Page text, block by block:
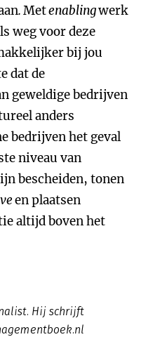
.Metenablingwerk
weg voor deze
bij jou
dat de
geweldige bedrijven
anders
bedrijven het geval
niveau van
bescheiden, tonen
en plaatsen
altijd boven het
Hij schrijft